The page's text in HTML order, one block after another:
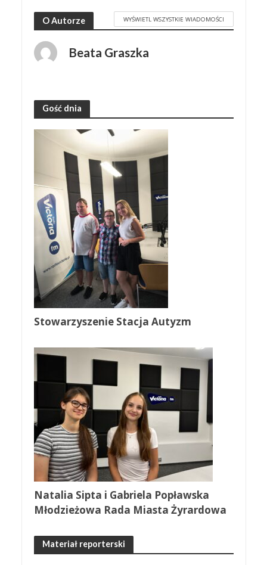
O Autorze WYŚWIETL WSZYSTKIE WIADOMOŚCI
Beata Graszka
Gość dnia
Stowarzyszenie Stacja Autyzm
Natalia Sipta i Gabriela Popławska
Młodzieżowa Rada Miasta Żyrardowa
Materiał reporterski